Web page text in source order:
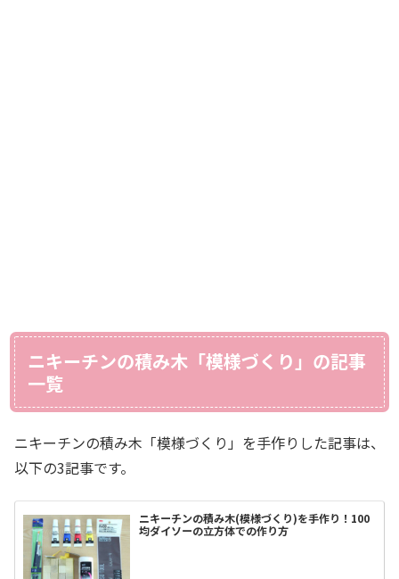
ニキーチンの積み木「模様づくり」の記事
一覧
ニキーチンの積み木「模様づくり」を手作りした記事は、
以下の3記事です。
ニキーチンの積み木(模様づくり)を手作り！100
均ダイソーの立方体での作り方